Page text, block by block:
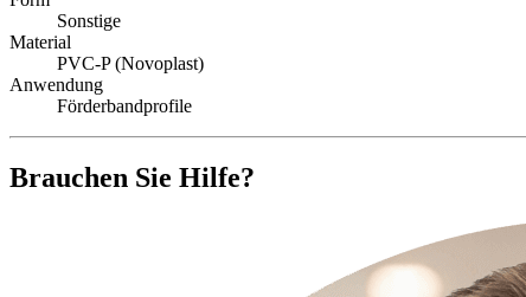
Sonstige
Material
PVC-P (Novoplast)
Anwendung
Förderbandprofile
Brauchen Sie Hilfe?